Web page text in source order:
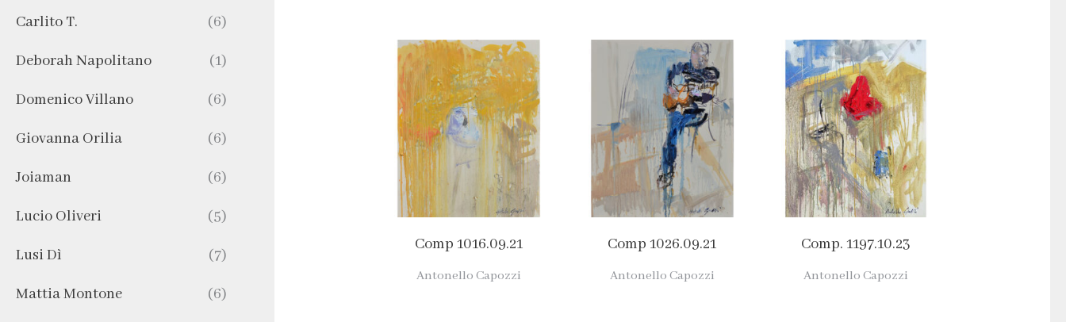
Carlito T. (6)
Deborah Napolitano (1)
Domenico Villano (6)
Giovanna Orilia (6)
Joiaman (6)
Lucio Oliveri (5)
Lusi Dì (7)
Mattia Montone (6)
Comp 1016.09.21
Antonello Capozzi
Comp 1026.09.21
Antonello Capozzi
Comp. 1197.10.23
Antonello Capozzi